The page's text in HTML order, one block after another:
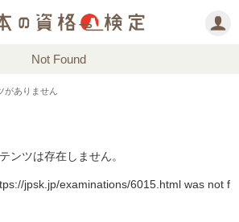
Not Found
がありません
ンツは存在しません。
jpsk.jp/examinations/6015.html was not f